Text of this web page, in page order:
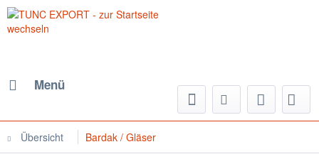
Menü
Übersicht Bardak / Gläser